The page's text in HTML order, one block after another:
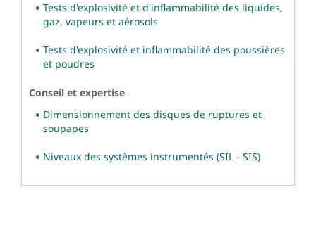
Tests d'explosivité et d'inflammabilité des liquides,
gaz, vapeurs et aérosols
Tests d'explosivité et inflammabilité des poussières
et poudres
Conseil et expertise
Dimensionnement des disques de ruptures et
soupapes
Niveaux des systèmes instrumentés (SIL - SIS)